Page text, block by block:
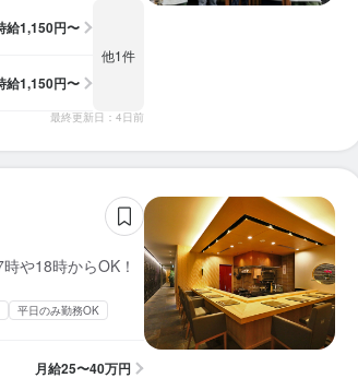
給1,150円〜
給1,150円〜
他1件
最終更新日：4日前
や18時からOK！
平日のみ勤務OK
月給25〜40万円
求人を選択する
正社員 店長候補
正社員 調理師・調理スタッフ
求人を選択する
正社員 女将
求人を選択する
バイト ホールスタッフ
バイト 調理補助
求人を選択する
バイト ホールスタッフ 時給：
求人を選択する
正社員 ホールスタッフ
正社員 ホールスタッフ
求人を選択する
正社員 店長候補
バイト ホールスタッフ
求人を選択する
正社員 調理師・調理スタッフ
バイト ホールスタッフ
求人を選択する
正社員 調理師・調理スタッフ
バイト ホールスタッフ
求人を選択する
バイト ホールスタッフ 時給：
バイト ホールスタッフ
求人を選択する
正社員 ホールスタッフ
正社員 調理師・調理スタッフ
求人を選択する
バイト ホールスタッフ
バイト 調理師・調理スタッフ
求人を選択する
正社員 店長候補
バイト ホールスタッフ
求人を選択する
正社員 調理師・調理スタッフ
バイト ホールスタッフ
求人を選択する
正社員 ホールスタッフ
正社員 調理師・調理スタッフ
求人を選択する
正社員 バリスタ
求人を選択する
正社員 調理師・調理スタッフ
バイト ホールスタッフ
求人を選択する
正社員 店長候補
正社員 調理補助
求人を選択する
バイト ホールスタッフ
求人を選択する
正社員 店長候補
正社員 ホールスタッフ
求人を選択する
正社員 調理師・調理スタッフ
バイト ホールスタッフ